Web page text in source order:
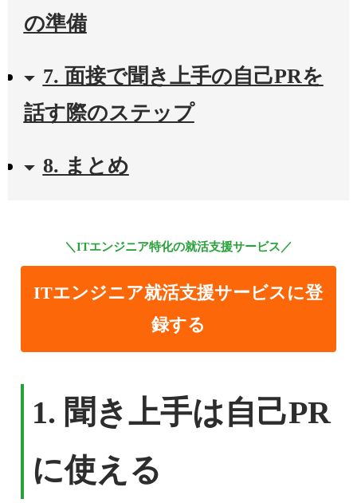
の準備
7. 面接で聞き上手の自己PRを
話す際のステップ
8. まとめ
＼ITエンジニア特化の就活支援サービス／
ITエンジニア就活支援サービスに登
録する
1. 聞き上手は自己PR
に使える